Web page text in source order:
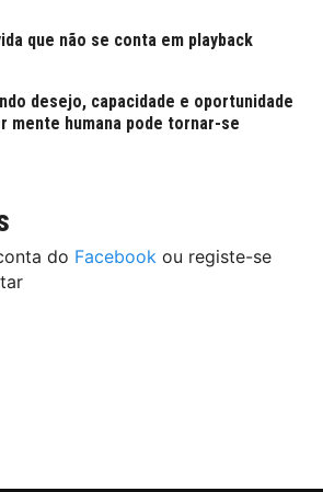
que não se conta em playback
desejo, capacidade e oportunidade
mente humana pode tornar-se
do Facebook ou registe-se